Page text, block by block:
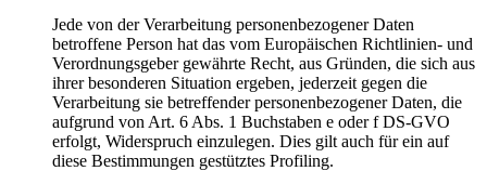
Jede von der Verarbeitung personenbezogener Daten
betroffene Person hat das vom Europäischen Richtlinien- und
Verordnungsgeber gewährte Recht, aus Gründen, die sich aus
ihrer besonderen Situation ergeben, jederzeit gegen die
Verarbeitung sie betreffender personenbezogener Daten, die
aufgrund von Art. 6 Abs. 1 Buchstaben e oder f DS-GVO
erfolgt, Widerspruch einzulegen. Dies gilt auch für ein auf
diese Bestimmungen gestütztes Profiling.